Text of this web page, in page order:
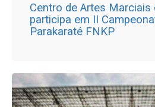
Centro de Artes Marciais
participa em II
Parakaraté FNKP